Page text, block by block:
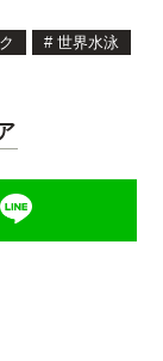
# 世界水泳